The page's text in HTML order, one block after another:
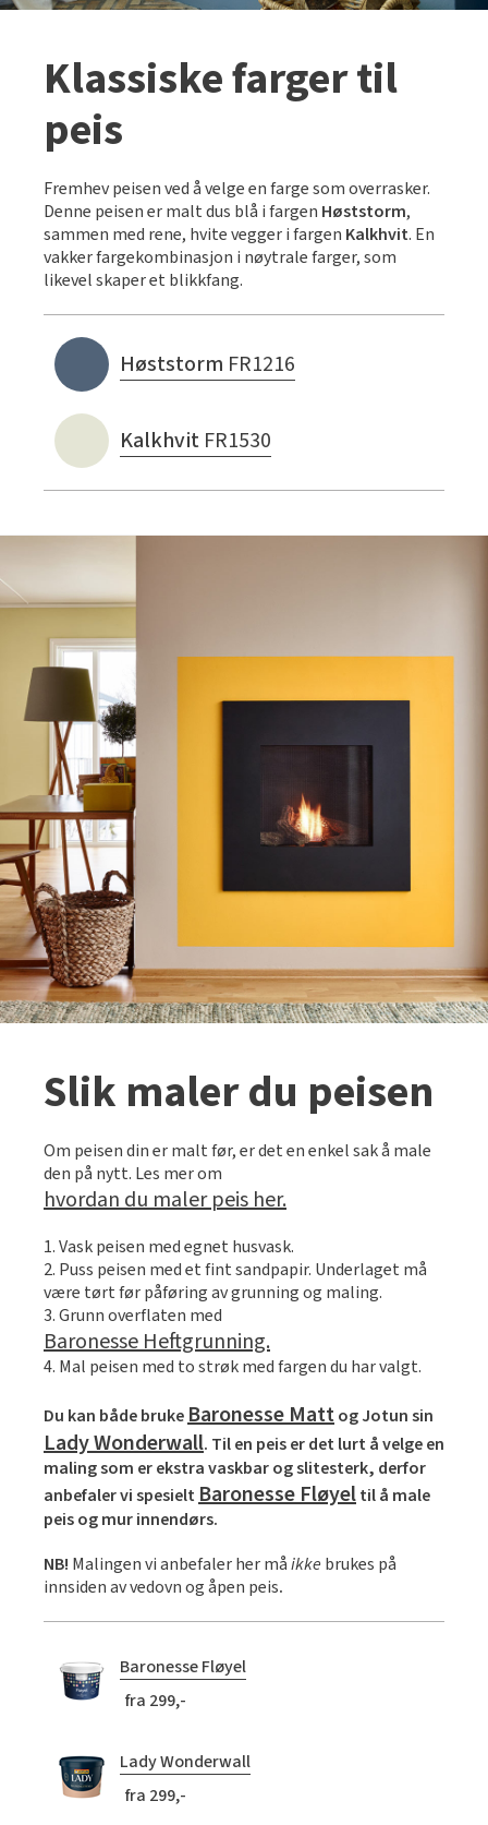
Klassiske farger til
peis
Fremhev peisen ved å velge en farge som overrasker.
Denne peisen er malt dus blå i fargen Høststorm,
sammen med rene, hvite vegger i fargen Kalkhvit. En
vakker fargekombinasjon i nøytrale farger, som
likevel skaper et blikkfang.
Høststorm FR1216
Kalkhvit FR1530
Slik maler du peisen
Om peisen din er malt før, er det en enkel sak å male
den på nytt. Les mer om
hvordan du maler peis her.
1. Vask peisen med egnet husvask.
2. Puss peisen med et fint sandpapir. Underlaget må
være tørt før påføring av grunning og maling.
3. Grunn overflaten med
Baronesse Heftgrunning.
4. Mal peisen med to strøk med fargen du har valgt.
Du kan både brukeBaronesse Mattog Jotun sin
Lady Wonderwall. Til en peis er det lurt å velge en
maling som er ekstra vaskbar og slitesterk, derfor
anbefaler vi spesieltBaronesse Fløyeltil å male
peis og mur innendørs.
NB! Malingen vi anbefaler her måikkebrukes på
innsiden av vedovn og åpen peis.
Baronesse Fløyel
fra 299,-
Lady Wonderwall
fra 299,-